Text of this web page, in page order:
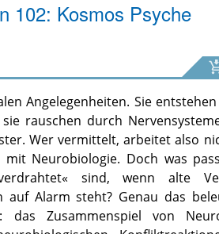
102: Kosmos Psyche
Angelegenheiten. Sie
rauschen durch
Wer vermittelt, arbeitet also
Neurobiologie. Doch was
sind, wenn alte
auf Alarm steht? Genau das
das Zusammenspiel von